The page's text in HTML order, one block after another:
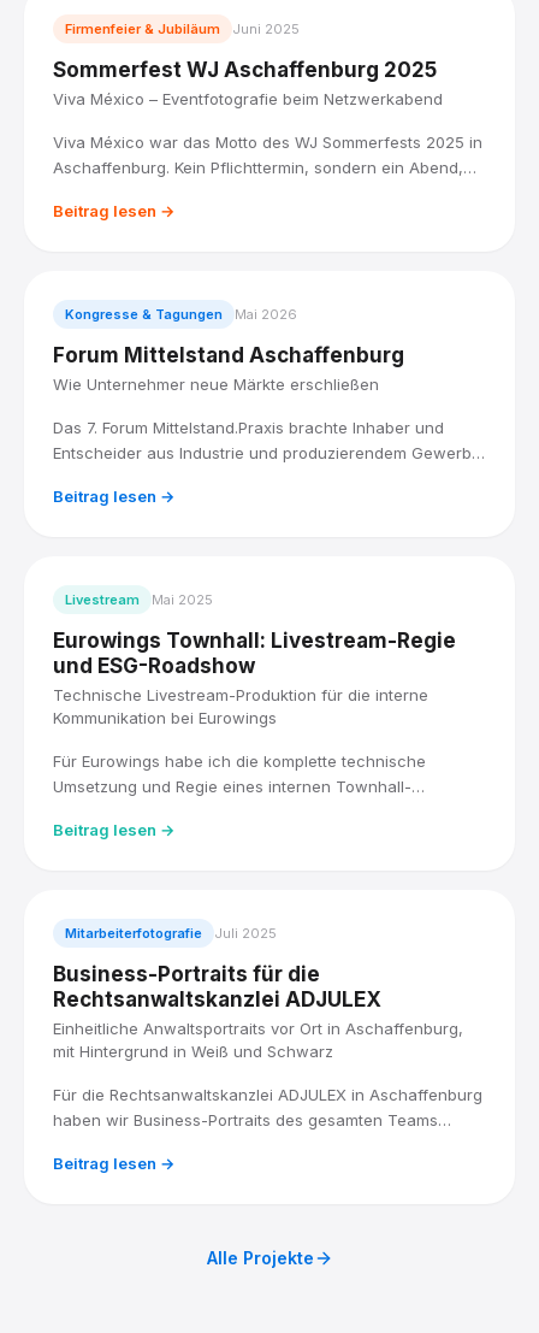
Firmenfeier & Jubiläum Juni 2025
Sommerfest WJ Aschaffenburg 2025
Viva México – Eventfotografie beim Netzwerkabend
Viva México war das Motto des WJ Sommerfests 2025 in
Aschaffenburg. Kein Pflichttermin, sondern ein Abend,
war als Eventfotograf dabei.
Beitrag lesen →
Kongresse & Tagungen Mai 2026
Forum Mittelstand Aschaffenburg
Wie Unternehmer neue Märkte erschließen
Das 7. Forum Mittelstand.Praxis brachte Inhaber und
Entscheider aus Industrie und produzierendem Gewerbe
Videoproduzent dabei.
Beitrag lesen →
Livestream Mai 2025
Eurowings Townhall: Livestream-Regie
und ESG-Roadshow
Technische Livestream-Produktion für die interne
Kommunikation bei Eurowings
Für Eurowings habe ich die komplette technische
Umsetzung und Regie eines internen Townhall-
Mitarbeitende, mit drei Kameras und einem Blackmagic
Beitrag lesen →
Mitarbeiterfotografie Juli 2025
Business-Portraits für die
Rechtsanwaltskanzlei ADJULEX
Einheitliche Anwaltsportraits vor Ort in Aschaffenburg,
mit Hintergrund in Weiß und Schwarz
Für die Rechtsanwaltskanzlei ADJULEX in Aschaffenburg
haben wir Business-Portraits des gesamten Teams
fotografiert, mit einem einheitlichen Look in Weiß und
Beitrag lesen →
Alle Projekte